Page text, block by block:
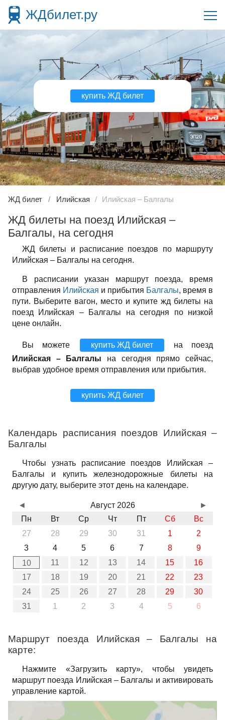
ЖДбилет.ру
купить ЖД билет
ЖД билет Илийская Илийская – Балгалы
ЖД билеты на поезд Илийская –
Балгалы, на сегодня
ЖД билеты и расписание поездов по маршруту
Илийская – Балгалы на сегодня.
В расписании указан маршрут поезда, время
отправления Илийская и прибытия Балгалы, время в
пути. Выберите вагон, место и купите жд билеты на
поезд Илийская – Балгалы на сегодня по низкой
цене онлайн.
Вы можете купить ЖД билет
на поезд
Илийская – Балгалы на сегодня прямо сейчас,
выбрав удобное время отправления или прибытия.
купить ЖД билет
Календарь расписания поездов Илийская –
Балгалы
Чтобы узнать расписание поездов Илийская –
Балгалы и купить железнодорожные билеты на
другую дату, выберите этот день на календаре.
Август 2026
Пн
Вт Ср Чт Пт Сб
Вс
27
28 29 30 31 1
2
3
4 5 6 7 8
9
10
11 12 13 14 15
16
17
18 19 20 21 22
23
24
25 26 27 28 29
30
31
1 2 3 4 5 6
◄ ►
Маршрут поезда Илийская – Балгалы на
карте:
Нажмите «Загрузить карту», чтобы увидеть
маршрут поезда Илийская – Балгалы и активировать
управление картой.